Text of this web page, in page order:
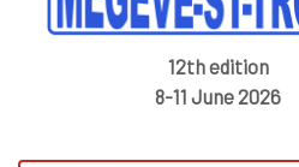
12th edition
8-11 June 2026